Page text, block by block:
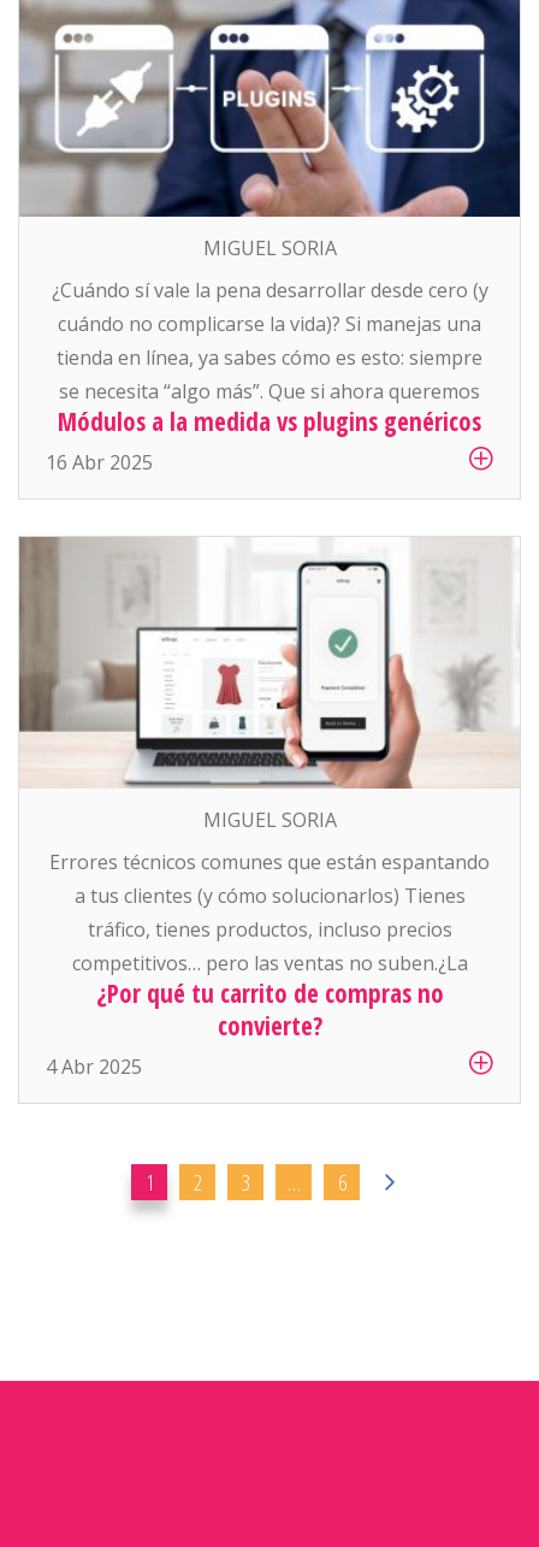
MIGUEL SORIA
¿Cuándo sí vale la pena desarrollar desde cero (y
cuándo no complicarse la vida)? Si manejas una
tienda en línea, ya sabes cómo es esto: siempre
se necesita “algo más”. Que si ahora queremos
mostrar precios diferentes por cliente, que si el
área de logística necesita generar sus propias
guías de envío, que si contabilidad […]
Módulos a la medida vs plugins genéricos
16 Abr 2025
MIGUEL SORIA
Errores técnicos comunes que están espantando
a tus clientes (y cómo solucionarlos) Tienes
tráfico, tienes productos, incluso precios
competitivos… pero las ventas no suben.¿La
razón? Muy probablemente el problema está en
el carrito de compras. En muchos ecommerce, el
carrito es la parte más descuidada del sitio,
cuando en realidad es la zona más crítica: […]
¿Por qué tu carrito de compras no
convierte?
4 Abr 2025
1 2 3 … 6